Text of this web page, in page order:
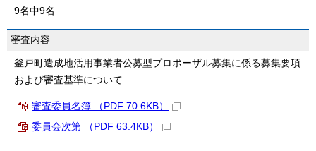
9名中9名
審査内容
釜戸町造成地活用事業者公募型プロポーザル募集に係る募集要項
および審査基準について
審査委員名簿 （PDF 70.6KB）
委員会次第 （PDF 63.4KB）